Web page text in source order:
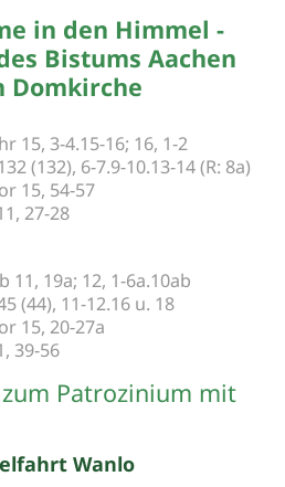
in den Himmel -
Bistums Aachen
Domkirche
15, 3-4.15-16; 16, 1-2
(132), 6-7.9-10.13-14 (R: 8a)­
15, 54-57
27-28
11, 19a; 12, 1-6a.10ab
(44), 11-12.16 u. 18
15, 20-27a
39-56
zum Patrozinium mit
Wanlo